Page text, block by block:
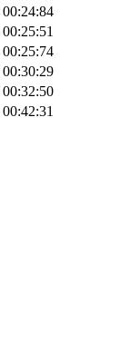
00:24:84
00:25:51
00:25:74
00:30:29
00:32:50
00:42:31